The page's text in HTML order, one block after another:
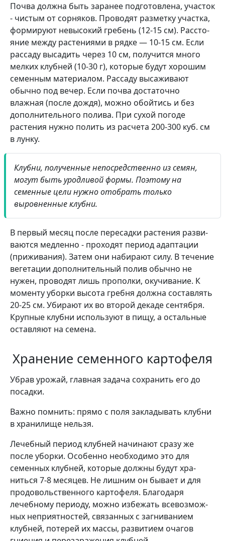
Почва должна быть за­ранее подготовлена, учас­ток
- чистым от сорняков. Проводят разметку участ­ка,
формируют невысокий гребень (12-15 см). Рассто­
яние между растениями в рядке — 10-15 см. Если
рассаду высадить через 10 см, получится много
мел­ких клубней (10-30 г), кото­рые будут хорошим
семен­ным материалом. Рассаду высаживают
обычно под вечер. Если почва доста­точно
влажная (после дож­дя), можно обойтись и без
дополнительного полива. При сухой погоде
растения нужно полить из расчета 200-300 куб. см
в лунку.
Клубни, полу­ченные непос­редственно из се­мян,
могут быть уродливой фор­мы. Поэтому на
семенные цели нужно отобрать только
выровнен­ные клубни.
В первый месяц после пересадки растения разви­
ваются медленно - прохо­дят период адаптации
(приживания). Затем они набирают силу. В течение
вегетации дополнительный полив обычно не
нужен, про­водят лишь прополки, окучи­вание. К
моменту уборки вы­сота гребня должна состав­лять
20-25 см. Убирают их во второй декаде сентября.
Крупные клубни используют в пищу, а остальные
остав­ляют на семена.
Хранение семенного картофеля
Убрав урожай, главная задача сохранить его до
посадки.
Важно помнить: прямо с поля зак­ладывать клубни
в хранилище нельзя.
Лечебный период клубней начи­нают сразу же
после уборки. Особенно необходимо это для
семенных клубней, которые должны будут хра­
ниться 7-8 месяцев. Не лишним он бывает и для
продовольственного картофеля. Благодаря
лечебному пе­риоду, можно избежать всевозмож­
ных неприятностей, связанных с заг­ниванием
клубней, потерей их мас­сы, развитием очагов